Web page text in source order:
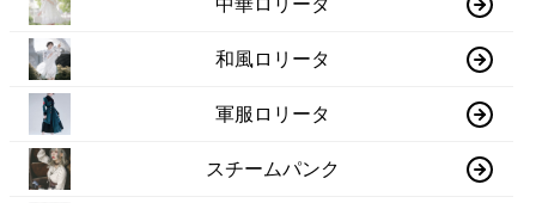
和風ロリータ
軍服ロリータ
スチームパンク